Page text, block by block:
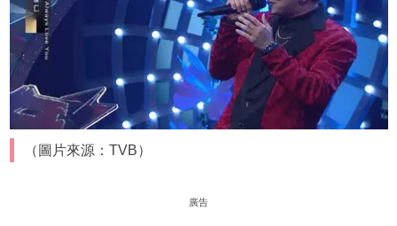
（圖片來源：TVB）
廣告